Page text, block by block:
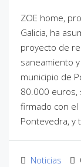
ZOE home,
Galicia, ha
proyecto de
saneamiento
municipio de
80.000 euros,
firmado con el
Pontevedra, y
Noticias